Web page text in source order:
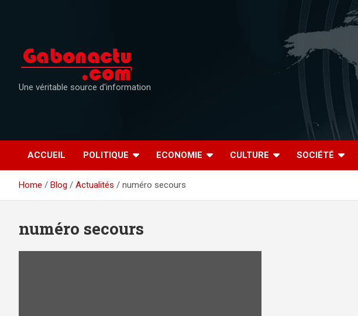
Une véritable source d'information
ACCUEIL POLITIQUE ECONOMIE CULTURE SOCIÉTÉ
Home Blog Actualités numéro secours
numéro secours